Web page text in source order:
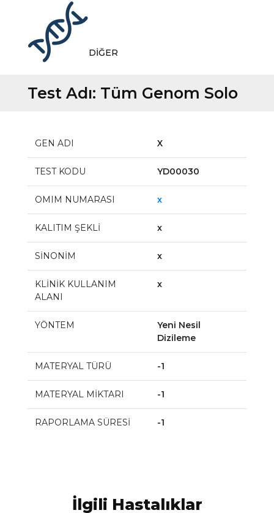
DİĞER
Test Adı: Tüm Genom Solo
GEN ADI X
TEST KODU YD00030
OMIM NUMARASI x
KALITIM ŞEKLİ x
SİNONİM x
KLİNİK KULLANIM
ALANI
x
YÖNTEM
Yeni Nesil
Dizileme
MATERYAL TÜRÜ -1
MATERYAL MİKTARI -1
RAPORLAMA SÜRESİ -1
İlgili Hastalıklar